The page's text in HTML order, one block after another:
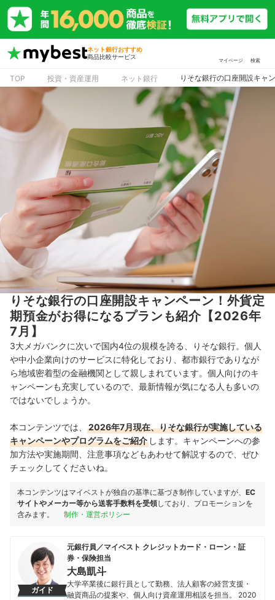
ネット銀行おすすめ
商品比較サービス
マイページ 検索
TOP 投資・資産運用 ネット銀行 りそな銀行の口座開設キャ
りそな銀行の口座開設キャンペーン！外貨定
期預金がお得になるプランも紹介【2026年
7月】
3大メガバンクに次いで国内4位の規模を誇る、りそな銀行。個人
や中小企業向けのサービスに特化しており、都市銀行でありなが
ら地域密着型の金融機関として親しまれています。個人向けのキ
ャンペーンも充実しているので、最新情報が気になる人も多いの
ではないでしょうか。
本コンテンツでは、
2026年7月現在、りそな銀行が実施している
キャンペーンやプログラムをご紹介 します。キャンペーンへの参
加方法や実施期間、注意事項などもあわせて解説するので、ぜひ
チェックしてくださいね。
本コンテンツはマイベストが独自の基準に基づき制作していますが、 EC
サイトやメーカー等から送客手数料を受領しており、プロモーションを
含みます。
制作・運営ポリシー
ガイド
元銀行員／マイベスト クレジットカード・ローン・証
券・保険担当
大島凱斗
大学卒業後に銀行員として勤務、法人顧客の経営支援・
融資商品の提案や、個人向け資産運用相談を担当。 2020